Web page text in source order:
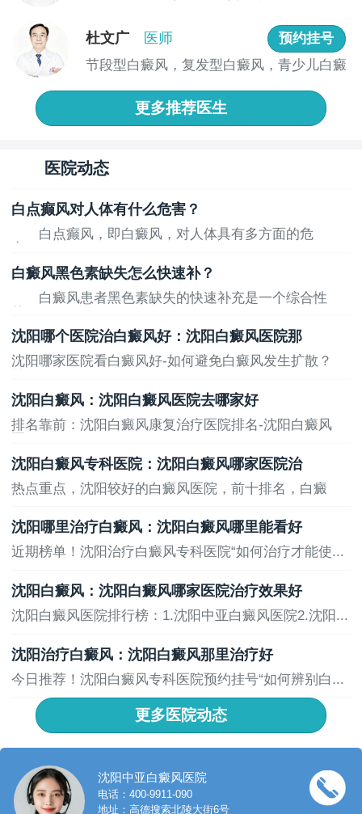
杜文广 医师
预约挂号
节段型白癜风，复发型白癜风，青少儿白癜
更多推荐医生
医院动态
白点癫风对人体有什么危害？
白点癫风，即白癜风，对人体具有多方面的危
白癜风黑色素缺失怎么快速补？
白癜风患者黑色素缺失的快速补充是一个综合性
沈阳哪个医院治白癜风好：沈阳白癜风医院那
沈阳哪家医院看白癜风好-如何避免白癜风发生扩散？
沈阳白癜风：沈阳白癜风医院去哪家好
排名靠前：沈阳白癜风康复治疗医院排名-沈阳白癜风
沈阳白癜风专科医院：沈阳白癜风哪家医院治
热点重点，沈阳较好的白癜风医院，前十排名，白癜
沈阳哪里治疗白癜风：沈阳白癜风哪里能看好
近期榜单！沈阳治疗白癜风专科医院“如何治疗才能使...
沈阳白癜风：沈阳白癜风哪家医院治疗效果好
沈阳白癜风医院排行榜：1.沈阳中亚白癜风医院2.沈阳...
沈阳治疗白癜风：沈阳白癜风那里治疗好
今日推荐！沈阳白癜风专科医院预约挂号“如何辨别白...
更多医院动态
沈阳中亚白癜风医院
电话：400-9911-090
地址：高德搜索北陵大街6号